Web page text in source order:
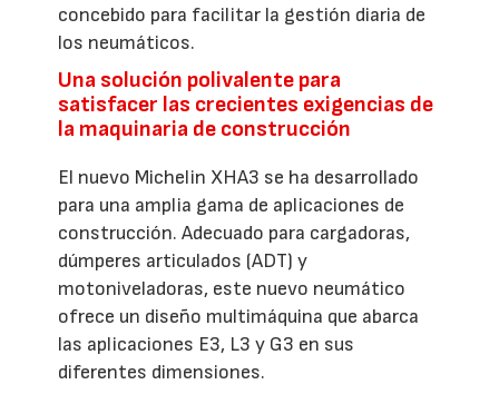
concebido para facilitar la gestión diaria de
los neumáticos.
Una solución polivalente para
satisfacer las crecientes exigencias de
la maquinaria de construcción
El nuevo Michelin XHA3 se ha desarrollado
para una amplia gama de aplicaciones de
construcción. Adecuado para cargadoras,
dúmperes articulados (ADT) y
motoniveladoras, este nuevo neumático
ofrece un diseño multimáquina que abarca
las aplicaciones E3, L3 y G3 en sus
diferentes dimensiones.